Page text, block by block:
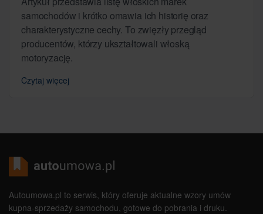
samochodów i krótko omawia ich historię oraz
charakterystyczne cechy. To zwięzły przegląd
producentów, którzy ukształtowali włoską
motoryzację.
Czytaj więcej
Autoumowa.pl to serwis, który oferuje aktualne wzory umów
kupna-sprzedaży samochodu, gotowe do pobrania i druku.